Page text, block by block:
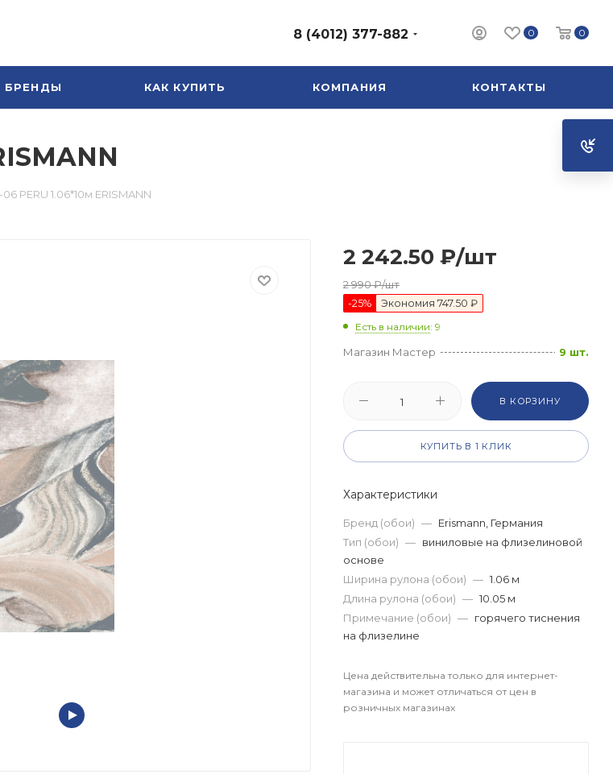
0 0
8 (4012) 377-882
БРЕНДЫ КАК КУПИТЬ КОМПАНИЯ КОНТАКТЫ
PERU 1.06*10м ERISMANN
2 242.50 ₽/шт
2 990₽/шт
-25% Экономия 747.50 ₽
Есть в наличии: 9
Магазин Мастер 9 шт.
В КОРЗИНУ
КУПИТЬ В 1 КЛИК
Характеристики
Бренд (обои) — Erismann, Германия
Тип (обои) — виниловые на флизелиновой
основе
Ширина рулона (обои) — 1.06 м
Длина рулона (обои) — 10.05 м
Примечание (обои) — горячего тиснения
на флизелине
Цена действительна только для интернет-
магазина и может отличаться от цен в
розничных магазинах